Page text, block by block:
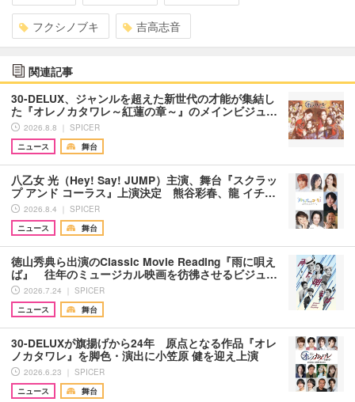
フクシノブキ 吉高志音
関連記事
30-DELUX、ジャンルを超えた新世代の才能が集結し
た『オレノカタワレ～紅蓮の章～』のメインビジュ…
2026.8.8 ｜ SPICER
ニュース
舞台
八乙女 光（Hey! Say! JUMP）主演、舞台『スクラッ
プ アンド コーラス』上演決定 熊谷彩春、龍 イチ…
2026.8.4 ｜ SPICER
ニュース
舞台
徳山秀典ら出演のClassic Movie Reading『雨に唄え
ば』 往年のミュージカル映画を彷彿させるビジュ…
2026.7.24 ｜ SPICER
ニュース
舞台
30-DELUXが旗揚げから24年 原点となる作品『オレ
ノカタワレ』を脚色・演出に小笠原 健を迎え上演
2026.6.23 ｜ SPICER
ニュース
舞台